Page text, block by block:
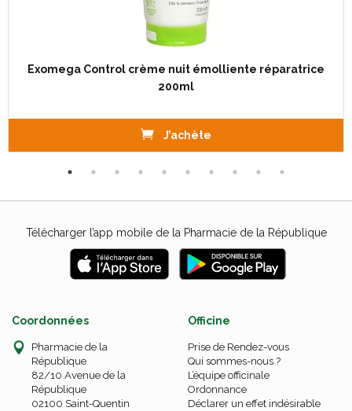
Exomega Control crème nuit émolliente réparatrice
200ml
J’achète
Télécharger l’app mobile de la Pharmacie de la République
Coordonnées
Pharmacie de la
République
82/10 Avenue de la
République
02100 Saint-Quentin
Officine
Prise de Rendez-vous
Qui sommes-nous ?
L’équipe officinale
Ordonnance
Déclarer un effet indésirable